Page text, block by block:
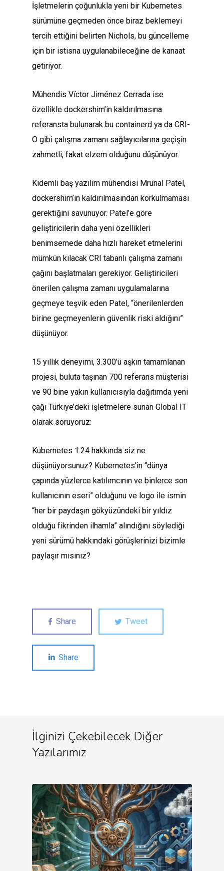
İşletmelerin çoğunlukla yeni bir Kubernetes
sürümüne geçmeden önce biraz beklemeyi
tercih ettiğini belirten Nichols, bu güncelleme
için bir istisna uygulanabileceğine de kanaat
getiriyor.
Mühendis Víctor Jiménez Cerrada ise
özellikle dockershim’in kaldırılmasına
referansta bulunarak bu containerd ya da CRI-
O gibi çalışma zamanı sağlayıcılarına geçişin
zahmetli, fakat elzem olduğunu düşünüyor.
Kıdemli baş yazılım mühendisi Mrunal Patel,
dockershim’in kaldırılmasından korkulmaması
gerektiğini savunuyor. Patel’e göre
geliştiricilerin daha yeni özellikleri
benimsemede daha hızlı hareket etmelerini
mümkün kılacak CRI tabanlı çalışma zamanı
çağını başlatmaları gerekiyor. Geliştiricileri
önerilen çalışma zamanı uygulamalarına
geçmeye teşvik eden Patel, “önerilenlerden
birine geçmeyenlerin güvenlik riski aldığını”
düşünüyor.
15 yıllık deneyimi, 3.300’ü aşkın tamamlanan
projesi, buluta taşınan 700 referans müşterisi
ve 90 bine yakın kullanıcısıyla dağıtımda yeni
çağı Türkiye’deki işletmelere sunan Global IT
olarak soruyoruz:
Kubernetes 1.24 hakkında siz ne
düşünüyorsunuz? Kubernetes’in “dünya
çapında yüzlerce katılımcının ve binlerce son
kullanıcının eseri” olduğunu ve logo ile ismin
“her bir paydaşın gökyüzündeki bir yıldız
olduğu fikrinden ilhamla” alındığını söylediği
yeni sürümü hakkındaki görüşlerinizi bizimle
paylaşır mısınız?
Share Tweet
Share
İlginizi Çekebilecek Diğer
Yazılarımız